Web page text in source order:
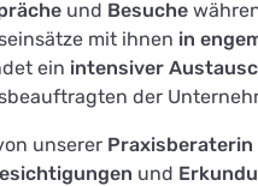
und Besuche
mit ihnen in
ein intensiver
der
unserer Praxisberaterin
und